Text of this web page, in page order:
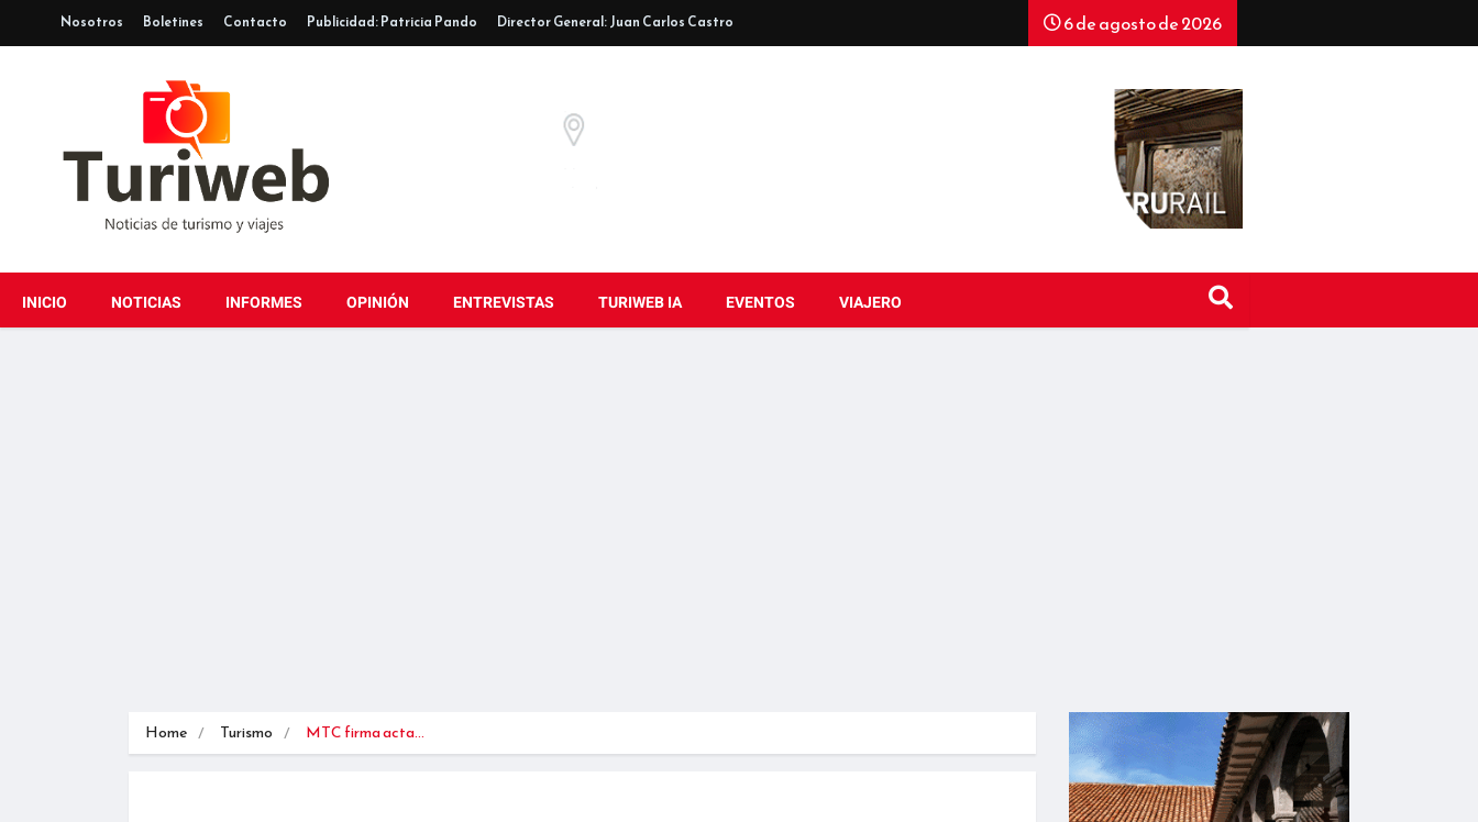
Nosotros Boletines Contacto Publicidad: Patricia Pando Director General: Juan Carlos Castro 6 de agosto de 2026
INICIO NOTICIAS INFORMES OPINIÓN ENTREVISTAS TURIWEB IA EVENTOS VIAJERO
Home Turismo MTC firma acta…